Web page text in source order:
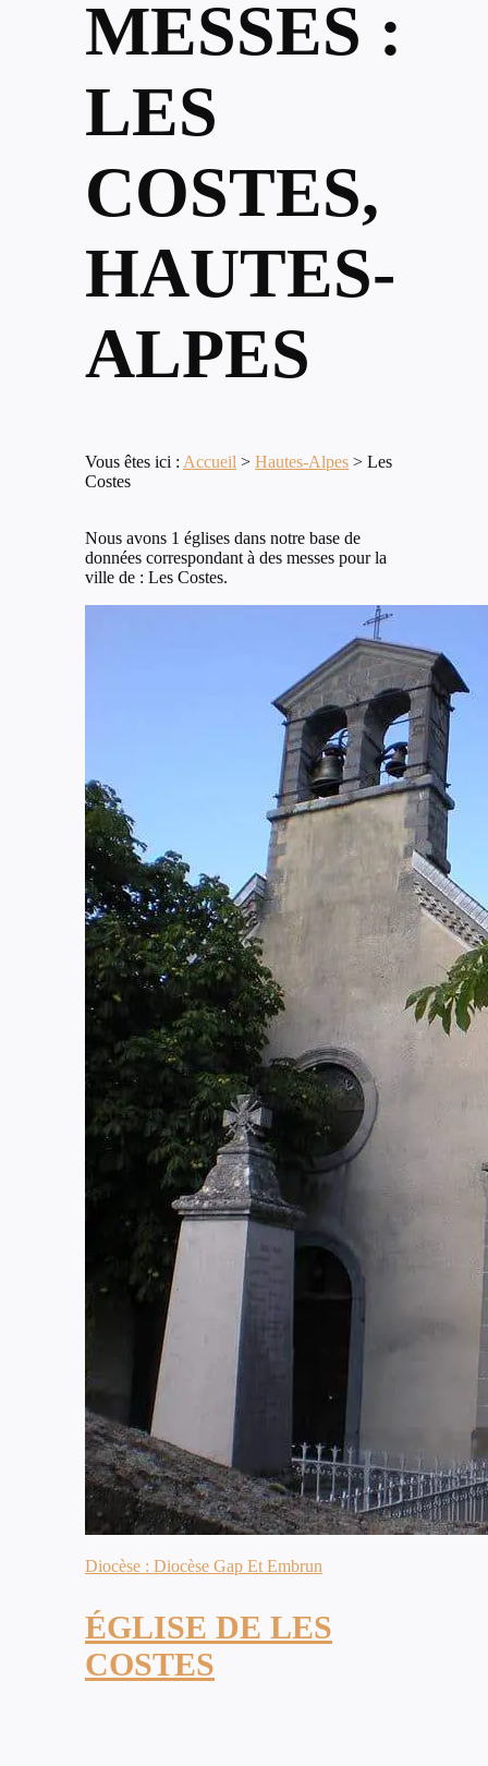
MESSES :
LES
COSTES,
HAUTES-
ALPES
Vous êtes ici : Accueil > Hautes-Alpes > Les
Costes
Nous avons 1 églises dans notre base de
données correspondant à des messes pour la
ville de : Les Costes.
Diocèse : Diocèse Gap Et Embrun
ÉGLISE DE LES
COSTES